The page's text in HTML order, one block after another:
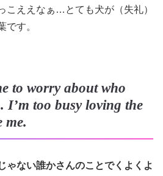
こええなぁ…とても犬が（失礼）
です。
to worry about who
I’m too busy loving the
me.
ゃない誰かさんのことでくよくよ